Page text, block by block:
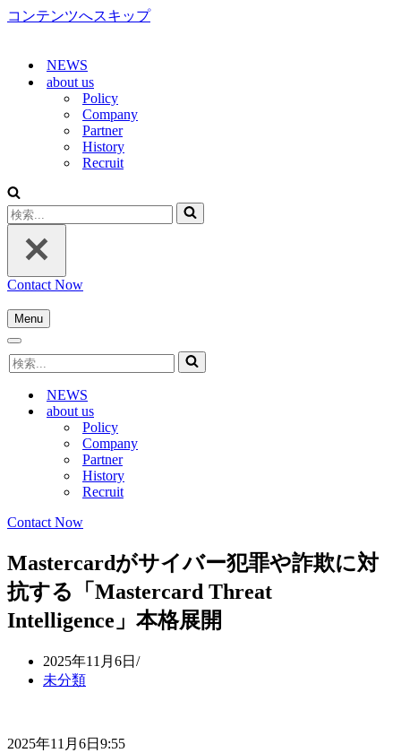
コンテンツへスキップ
NEWS
about us
Policy
Company
Partner
History
Recruit
検
索...
Contact Now
Menu
ナ
ゲ
シ
ョ
ナ
ビ
検
索...
NEWS
about us
Policy
Company
Partner
History
Recruit
Contact Now
Mastercardがサイバー犯罪や詐欺に対
抗する「Mastercard Threat
Intelligence」本格展開
2025年11月6日
未分類
2025年11月6日9:55